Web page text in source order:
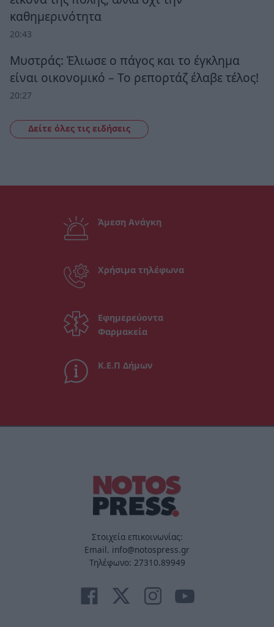
καθημερινότητα
20:43
Μυστράς: Έλιωσε ο πάγος και το έγκλημα
είναι οικονομικό – Το ρεπορτάζ έλαβε τέλος!
20:27
Δείτε όλες τις ειδήσεις
Άμεση Ανάγκη
Χρήσιμα τηλέφωνα
Εφημερεύοντα
Φαρμακεία
Κ.Ε.Π Δήμων
Στοιχεία επικοινωνίας:
Email. info@notospress.gr
Τηλέφωνο: 27310.89949